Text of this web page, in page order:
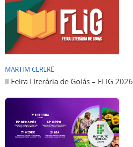
MARTIM CERERÊ
II Feira Literária de Goiás – FLIG 2026